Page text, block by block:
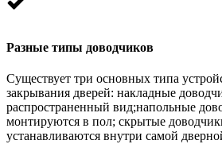
Разные типы доводчиков
Существует три основных типа
закрывания дверей: накладные
распространенный вид;напольные
монтируются в пол; скрытые
устанавливаются внутри самой